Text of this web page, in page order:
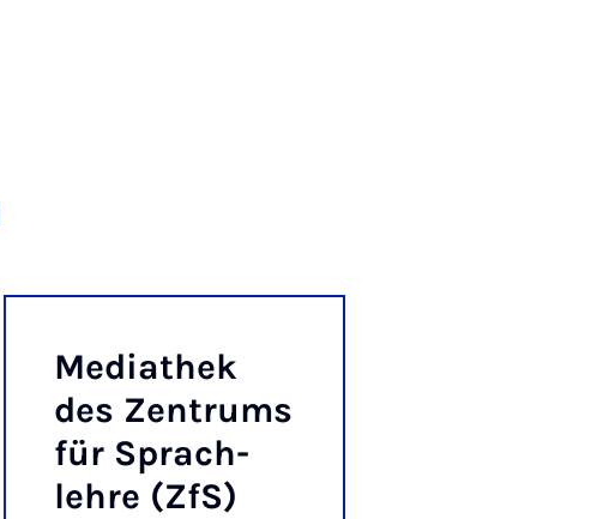
Me­dia­thek
des Zen­trums
für Sprach­
leh­re (ZfS)